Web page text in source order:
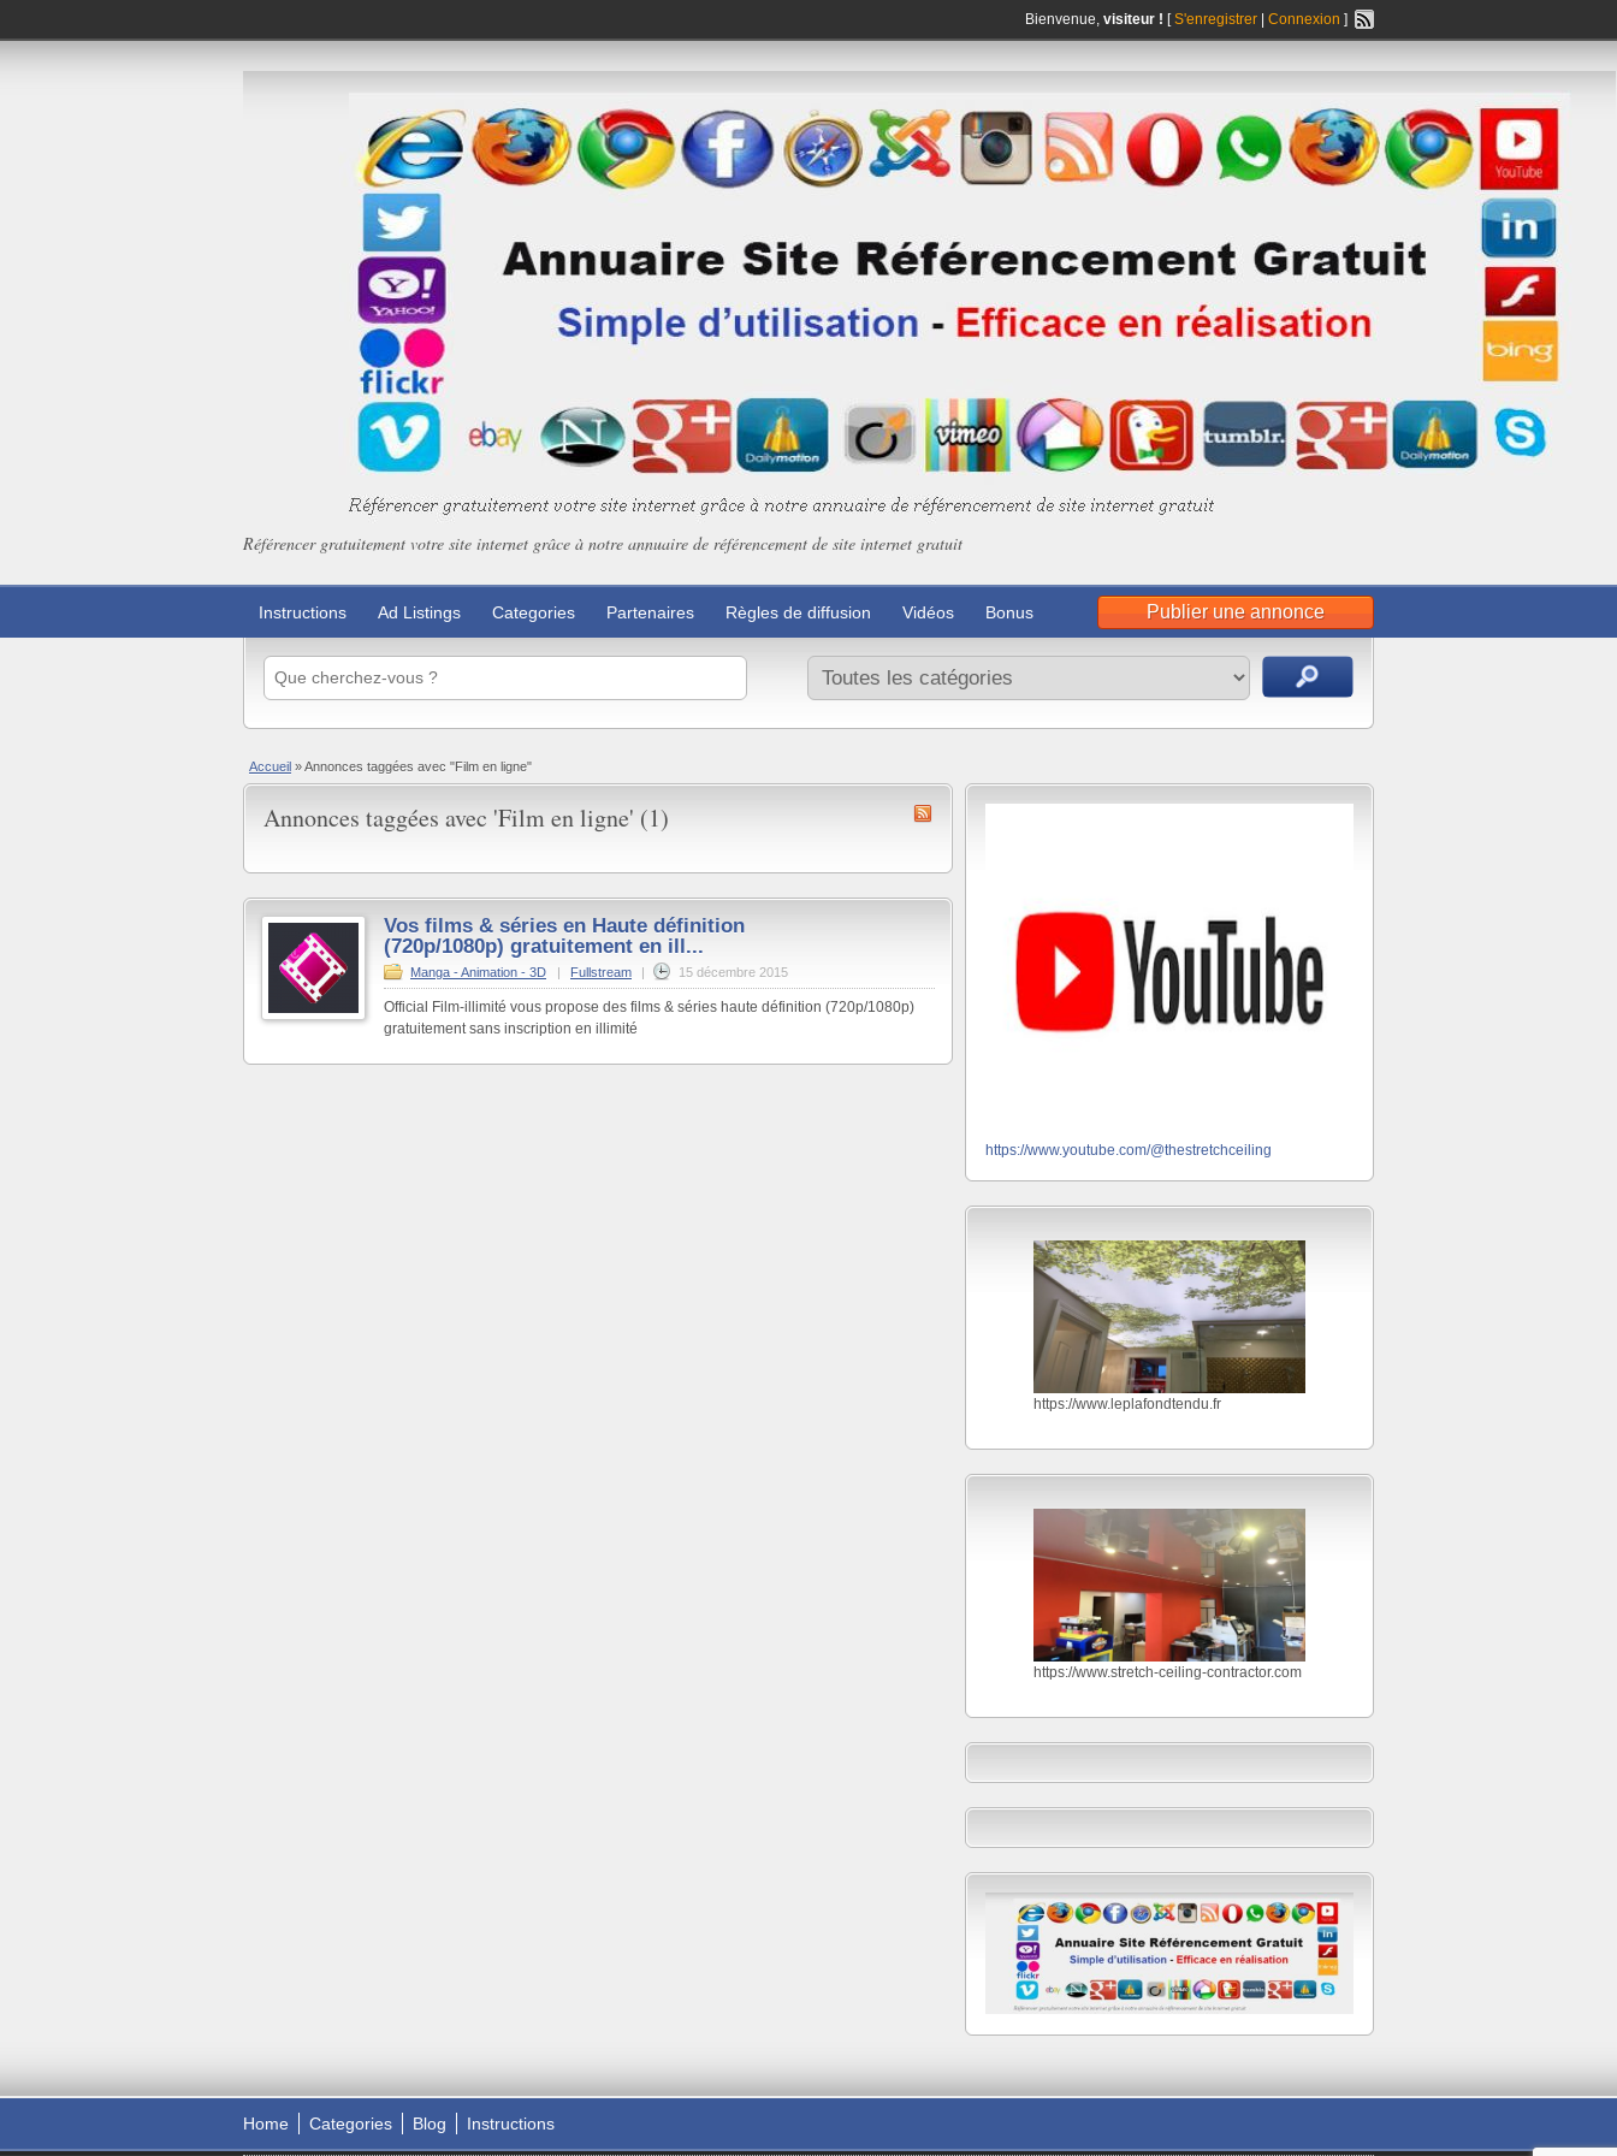
Bienvenue, visiteur ! [S'enregistrer Connexion ]
Référencer gratuitement votre site internet grâce à notre annuaire de référencement de site internet gratuit
Instructions Ad Listings Categories Partenaires Règles de diffusion Vidéos Bonus Publier une annonce
Accueil »Annonces taggées avec "Film en ligne"
Annonces taggées avec 'Film en ligne' (1)
Vos films & séries en Haute définition
(720p/1080p) gratuitement en ill...
Manga - Animation - 3D | Fullstream | 15 décembre 2015
Official Film-illimité vous propose des films & séries haute définition (720p/1080p)
gratuitement sans inscription en illimité
https://www.youtube.com/@thestretchceiling
https://www.leplafondtendu.fr
https://www.stretch-ceiling-contractor.com
Home Categories Blog Instructions